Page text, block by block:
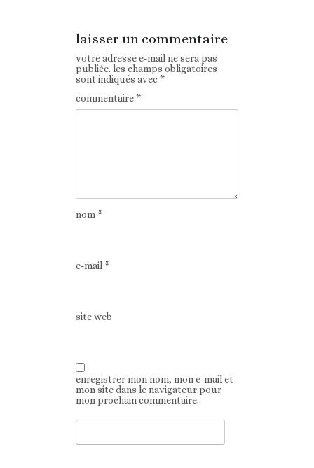
laisser un commentaire
votre adresse e-mail ne sera pas
publiée. les champs obligatoires
sont indiqués avec*
commentaire*
nom*
e-mail*
site web
enregistrer mon nom, mon e-mail et
mon site dans le navigateur pour
mon prochain commentaire.